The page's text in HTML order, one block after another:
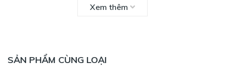
Xem thêm
SẢN PHẨM CÙNG LOẠI